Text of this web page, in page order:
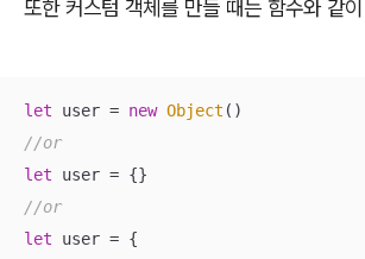
또한 커스텀 객체를 만들 때는 함수와 같
let user = new Object
//or
let
//or
let user = {